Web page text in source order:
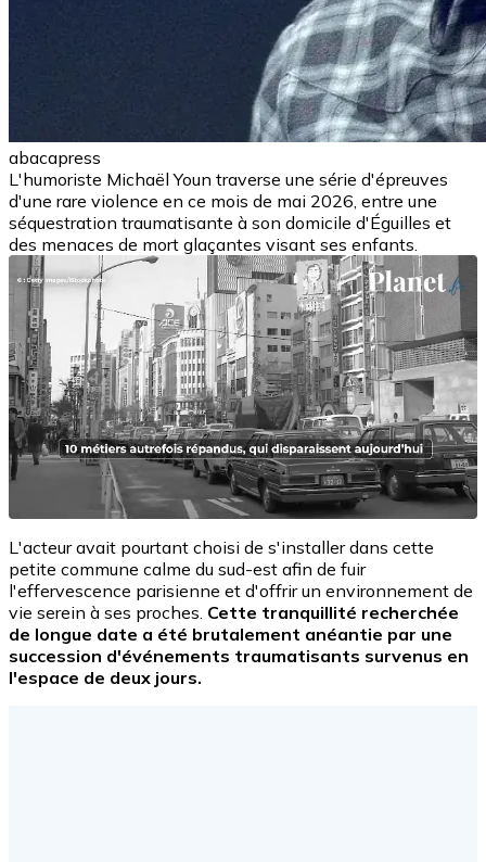
abacapress
L'humoriste Michaël Youn traverse une série d'épreuves
d'une rare violence en ce mois de mai 2026, entre une
séquestration traumatisante à son domicile d'Éguilles et
des menaces de mort glaçantes visant ses enfants.
L'acteur avait pourtant choisi de s'installer dans cette
petite commune calme du sud-est afin de fuir
l'effervescence parisienne et d'offrir un environnement de
vie serein à ses proches. Cette tranquillité recherchée
de longue date a été brutalement anéantie par une
succession d'événements traumatisants survenus en
l'espace de deux jours.